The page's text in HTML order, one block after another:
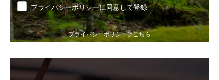
同意 プライバシーポリシーに同意して登録
プライバシーポリシーはこちら